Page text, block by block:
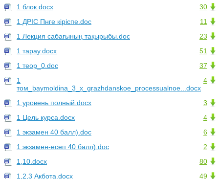
30
1 блок.docx
11
1 ДРІС Пнге кіріспе.doc
23
1 Лекция сабағының тақырыбы.doc
51
1 тарау.docx
37
1 теор_0.doc
4
1
том_baymoldina_3_x_grazhdanskoe_processualnoe...docx
3
1 уровень полный.docx
4
1 Цель курса.docx
6
1 экзамен 40 балл).doc
2
1 экзамен-есеп 40 балл).doc
80
1,10.docx
49
1,2,3 Акбота.docx